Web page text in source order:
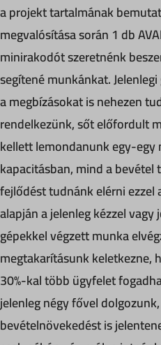
a projekt tartalmának
megvalósítása során 1 db
minirakodót szeretnénk
segítené munkánkat.
a megbízásokat is nehezen
rendelkezünk, sőt előfordult
kellett lemondanunk egy-egy
kapacitásban, mind a
fejlődést tudnánk elérni ezzel
alapján a jelenleg kézzel
gépekkel végzett munka
megtakarításunk keletkezne,
30%-kal több ügyfelet
jelenleg négy fővel
bevételnövekedést is